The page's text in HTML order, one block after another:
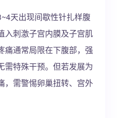
天出现间歇性针扎样腹
入刺激子宫内膜及子宫肌
痛通常局限在下腹部，强
需特殊干预。但若发展为
，需警惕卵巢扭转、宫外